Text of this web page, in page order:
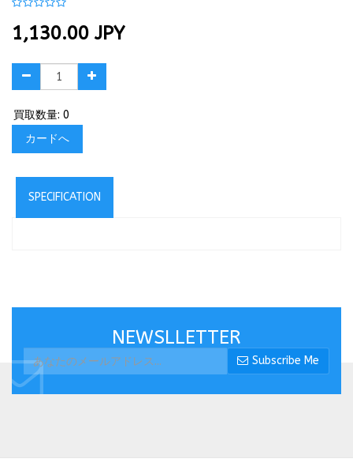
1,130.00 JPY
買取数量: 0
カードへ
SPECIFICATION
NEWSLLETTER
Subscribe Me